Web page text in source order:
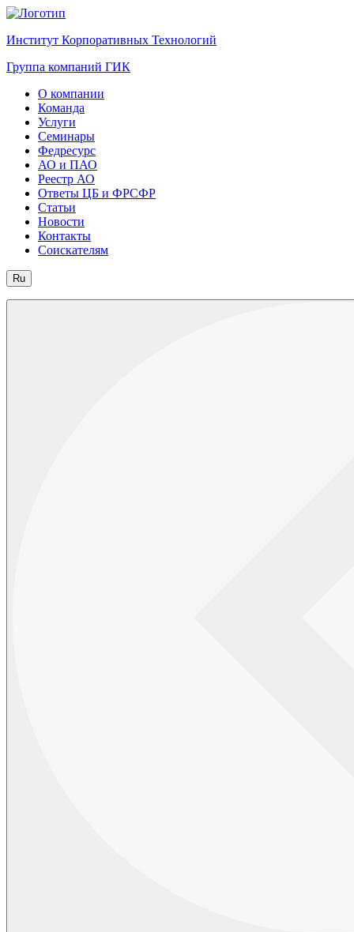
Институт Корпоративных Технологий
Группа компаний ГИК
О компании
Команда
Услуги
Семинары
Федресурс
АО и ПАО
Реестр АО
Ответы ЦБ и ФРСФР
Статьи
Новости
Контакты
Соискателям
Ru